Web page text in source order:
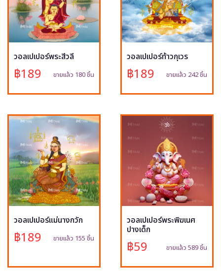
วอลเปเปอร์พระสีวลี
฿189 ขายแล้ว 180 ชิ้น
วอลเปเปอร์ท้าวกุเวร
฿189 ขายแล้ว 242 ชิ้น
วอลเปเปอร์แม่นางกวัก
฿189 ขายแล้ว 155 ชิ้น
วอลเปเปอร์พระพิฆเนศ
ปางเด็ก
฿59 ขายแล้ว 589 ชิ้น